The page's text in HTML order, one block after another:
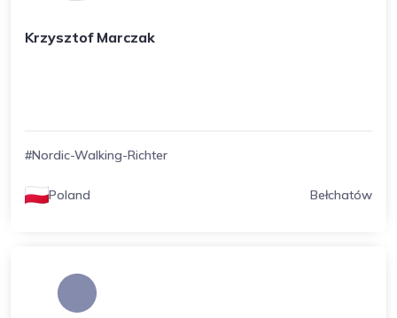
Krzysztof Marczak
#Nordic-Walking-Richter
Poland Bełchatów